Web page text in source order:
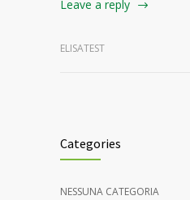
Leave a reply
ELISATEST
Categories
NESSUNA CATEGORIA